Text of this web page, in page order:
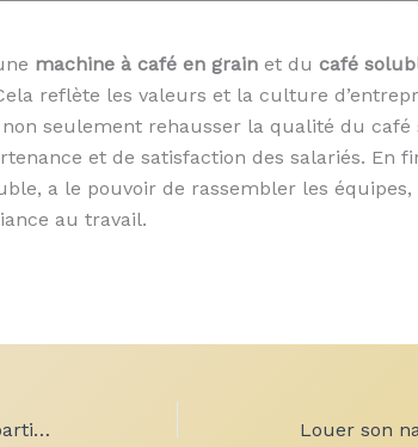
machine à café en grain et du café
reflète les valeurs et la culture
seulement rehausser la qualité du café
et de satisfaction des salariés. En
a le pouvoir de rassembler les
au travail.
Pays de Galles ou Angleterre : où partir ?